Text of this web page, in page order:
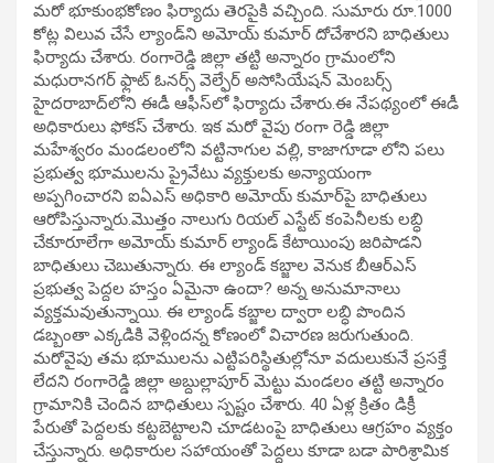
మరో భూకుంభకోణం ఫిర్యాదు తెరపైకి వచ్చింది. సుమారు రూ.1000
కోట్ల విలువ చేసే ల్యాండ్‌ని అమోయ్ కుమార్ దోచేశారని బాధితులు
ఫిర్యాదు చేశారు. రంగారెడ్డి జిల్లా తట్టి అన్నారం గ్రామంలోని
మధురానగర్ ఫ్లాట్ ఓనర్స్ వెల్ఫేర్ అసోసియేషన్ మెంబర్స్
హైదరాబాద్‌లోని ఈడీ ఆఫీస్‌లో ఫిర్యాదు చేశారు.ఈ నేపథ్యంలో ఈడీ
అధికారులు ఫోకస్ చేశారు. ఇక మరో వైపు రంగా రెడ్డి జిల్లా
మహేశ్వరం మండలంలోని వట్టినాగుల వల్లి, కాజాగూడా లోని పలు
ప్రభుత్వ భూములను ప్రైవేటు వ్యక్తులకు అన్యాయంగా
అప్పగించారని ఐఏఎస్ అధికారి అమోయ్ కుమార్‌పై బాధితులు
ఆరోపిస్తున్నారు.మొత్తం నాలుగు రియల్ ఎస్టేట్ కంపెనీలకు లబ్ధి
చేకూరూలేగా అమోయ్ కుమార్ ల్యాండ్ కేటాయింపు జరిపాడని
బాధితులు చెబుతున్నారు. ఈ ల్యాండ్ కబ్జాల వెనుక బీఆర్ఎస్
ప్రభుత్వ పెద్దల హస్తం ఏమైనా ఉందా? అన్న అనుమానాలు
వ్యక్తమవుతున్నాయి. ఈ ల్యాండ్ కబ్జాల ద్వారా లబ్ధి పొందిన
డబ్బంతా ఎక్కడికి వెళ్లిందన్న కోణంలో విచారణ జరుగుతుంది.
మరోవైపు తమ భూములను ఎట్టిపరిస్థితుల్లోనూ వదులుకునే ప్రసక్తే
లేదని రంగారెడ్డి జిల్లా అబ్దుల్లాపూర్ మెట్టు మండలం తట్టి అన్నారం
గ్రామానికి చెందిన బాధితులు స్పష్టం చేశారు. 40 ఏళ్ల క్రితం డిక్రీ
పేరుతో పెద్దలకు కట్టబెట్టాలని చూడటంపై బాధితులు ఆగ్రహం వ్యక్తం
చేస్తున్నారు. అధికారుల సహాయంతో పెద్దలు కూడా బడా పారిశ్రామిక